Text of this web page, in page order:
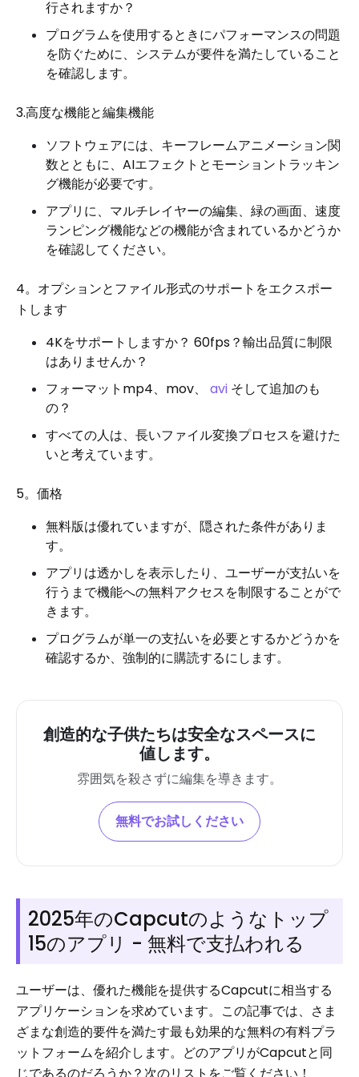
行されますか？
プログラムを使用するときにパフォーマンスの問題
を防ぐために、システムが要件を満たしていること
を確認します。
3.高度な機能と編集機能
ソフトウェアには、キーフレームアニメーション関
数とともに、AIエフェクトとモーショントラッキン
グ機能が必要です。
アプリに、マルチレイヤーの編集、緑の画面、速度
ランピング機能などの機能が含まれているかどうか
を確認してください。
4。オプションとファイル形式のサポートをエクスポー
トします
4Kをサポートしますか？ 60fps？輸出品質に制限
はありませんか？
フォーマットmp4、mov、 avi そして追加のも
の？
すべての人は、長いファイル変換プロセスを避けた
いと考えています。
5。価格
無料版は優れていますが、隠された条件がありま
す。
アプリは透かしを表示したり、ユーザーが支払いを
行うまで機能への無料アクセスを制限することがで
きます。
プログラムが単一の支払いを必要とするかどうかを
確認するか、強制的に購読するにします。
創造的な子供たちは安全なスペースに
値します。
雰囲気を殺さずに編集を導きます。
無料でお試しください
2025年のCapcutのようなトップ
15のアプリ - 無料で支払われる
ユーザーは、優れた機能を提供するCapcutに相当する
アプリケーションを求めています。この記事では、さま
ざまな創造的要件を満たす最も効果的な無料の有料プラ
ットフォームを紹介します。どのアプリがCapcutと同